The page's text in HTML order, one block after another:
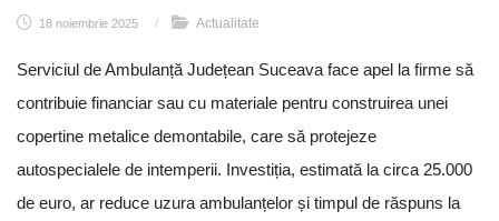
18 noiembrie 2025 / Actualitate
Serviciul de Ambulanță Județean Suceava face apel la firme să
contribuie financiar sau cu materiale pentru construirea unei
copertine metalice demontabile, care să protejeze
autospecialele de intemperii. Investiția, estimată la circa 25.000
de euro, ar reduce uzura ambulanțelor și timpul de răspuns la